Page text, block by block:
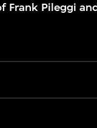
Pileggi